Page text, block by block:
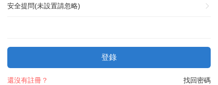
安全提問(未設置請忽略)
登錄
找回密碼
還沒有註冊？